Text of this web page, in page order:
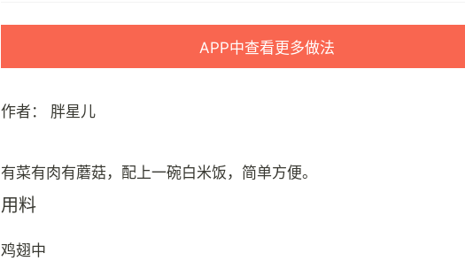
APP中查看更多做法
作者： 胖星儿
用料
鸡翅中